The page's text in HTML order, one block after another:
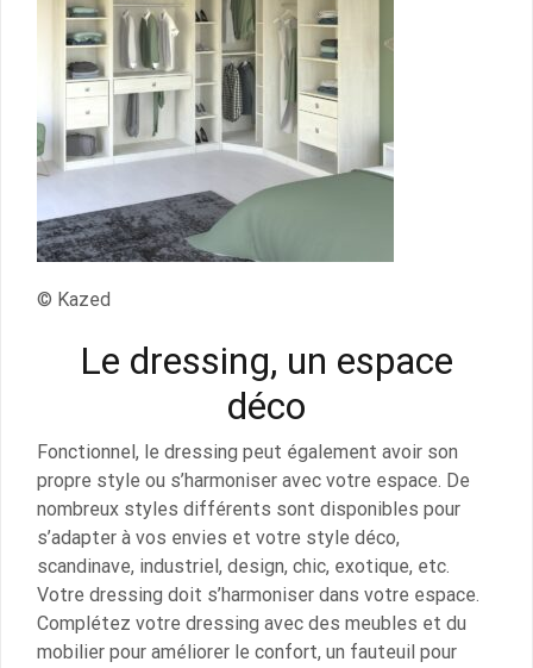
© Kazed
Le dressing, un espace
déco
Fonctionnel, le dressing peut également avoir son
propre style ou s’harmoniser avec votre espace. De
nombreux styles différents sont disponibles pour
s’adapter à vos envies et votre style déco,
scandinave, industriel, design, chic, exotique, etc.
Votre dressing doit s’harmoniser dans votre espace.
Complétez votre dressing avec des meubles et du
mobilier pour améliorer le confort, un fauteuil pour